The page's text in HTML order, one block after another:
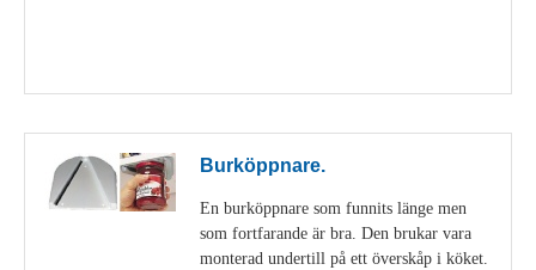
Burköppnare.
En burköppnare som funnits länge men
som fortfarande är bra. Den brukar vara
monterad undertill på ett överskåp i köket.